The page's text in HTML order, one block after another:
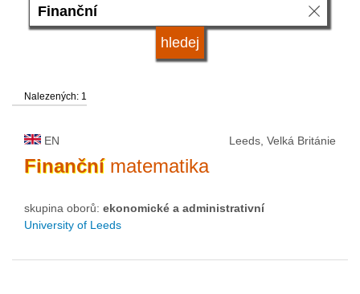
kvalifikace
druh vysoké školy
status vysoké školy
Nalezených: 1
EN Leeds, Velká Británie
Finančnímatematika
skupina oborů: ekonomické a administrativní
University of Leeds